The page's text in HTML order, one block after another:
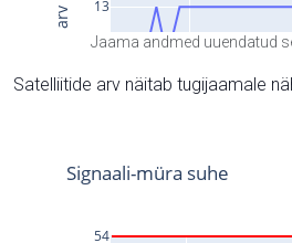
Jaama andmed uuendatud
Satelliitide arv näitab tugijaamale